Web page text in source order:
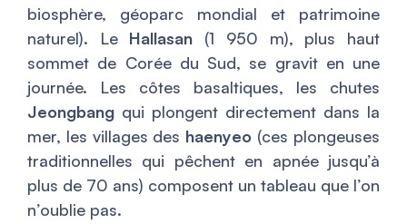
biosphère, géoparc mondial et patrimoine
naturel). Le Hallasan (1 950 m), plus haut
sommet de Corée du Sud, se gravit en une
journée. Les côtes basaltiques, les chutes
Jeongbang qui plongent directement dans la
mer, les villages des haenyeo (ces plongeuses
traditionnelles qui pêchent en apnée jusqu’à
plus de 70 ans) composent un tableau que l’on
n’oublie pas.